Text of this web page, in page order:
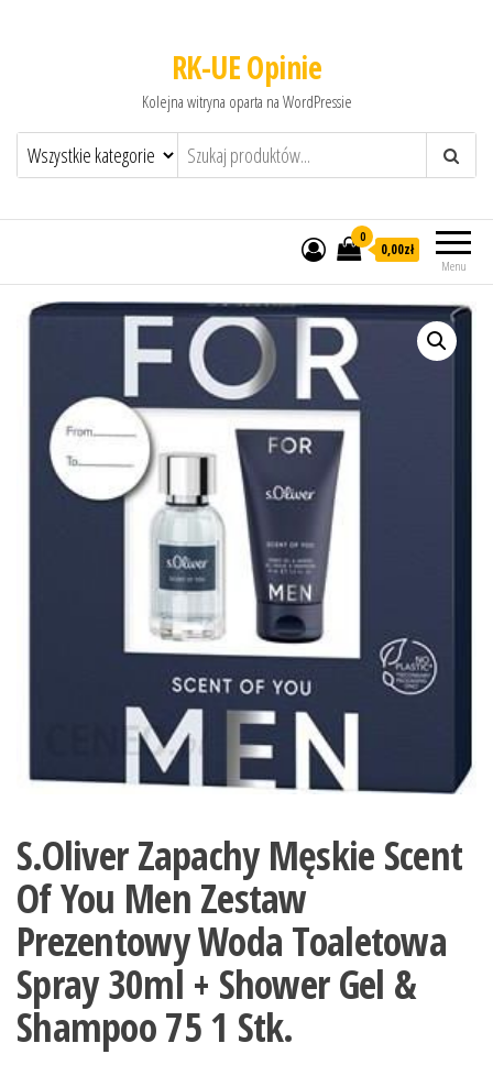
RK-UE Opinie
Kolejna witryna oparta na WordPressie
Menu
0
0,00zł
S.Oliver Zapachy Męskie Scent
Of You Men Zestaw
Prezentowy Woda Toaletowa
Spray 30ml + Shower Gel &
Shampoo 75 1 Stk.